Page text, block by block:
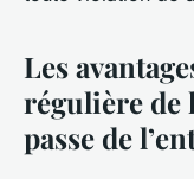
Les
régulière de
passe de